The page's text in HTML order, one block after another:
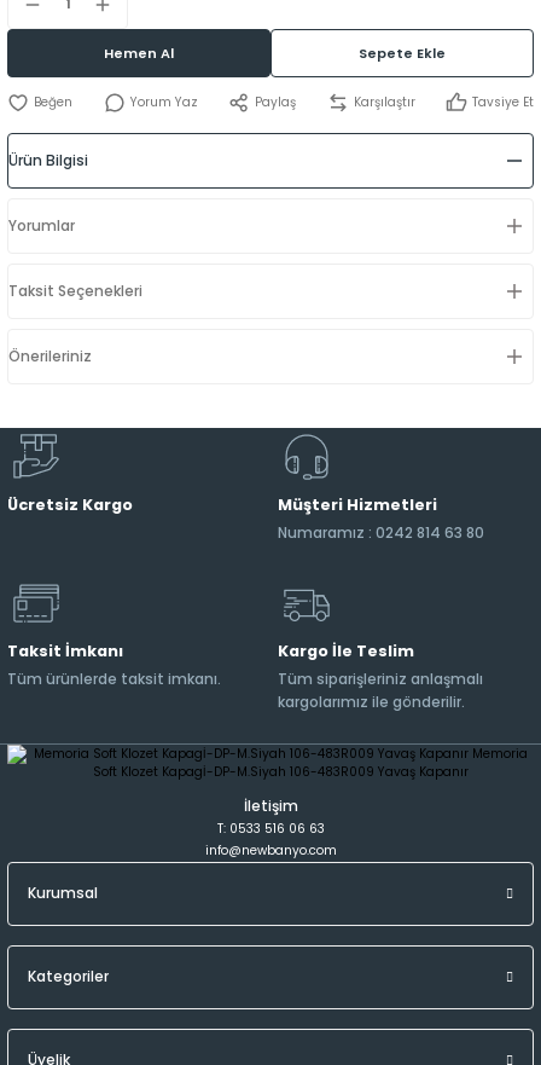
Hemen Al Sepete Ekle
Yorum Yaz Paylaş Karşılaştır Tavsiye Et
Ürün Bilgisi
Yorumlar
Taksit Seçenekleri
Önerileriniz
Ücretsiz Kargo Müşteri Hizmetleri
Numaramız : 0242 814 63 80
Taksit İmkanı
Tüm ürünlerde taksit imkanı.
Kargo İle Teslim
Tüm siparişleriniz anlaşmalı
kargolarımız ile gönderilir.
İletişim
T: 0533 516 06 63
info@newbanyo.com
Kurumsal
Kategoriler
Üyelik